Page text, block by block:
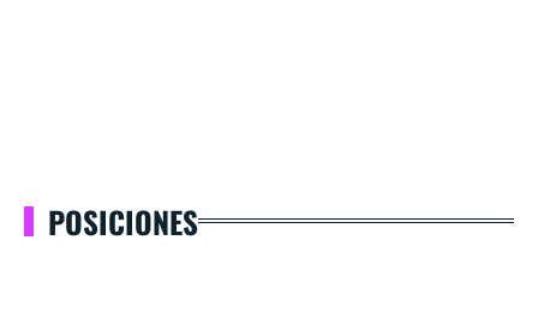
POSICIONES